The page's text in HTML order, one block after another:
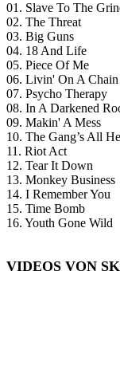
01. Slave To The
02. The Threat
03. Big Guns
04. 18 And Life
05. Piece Of Me
06. Livin' On A Chain
07. Psycho Therapy
08. In A Darkened
09. Makin' A Mess
10. The Gang’s All
11. Riot Act
12. Tear It Down
13. Monkey Business
14. I Remember You
15. Time Bomb
16. Youth Gone Wild
VIDEOS VON